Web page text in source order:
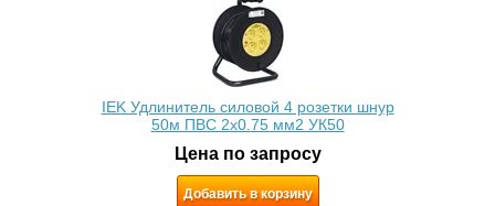
IEK Удлинитель силовой 4 розетки шнур
50м ПВС 2х0.75 мм2 УК50
Цена по запросу
Добавить в корзину